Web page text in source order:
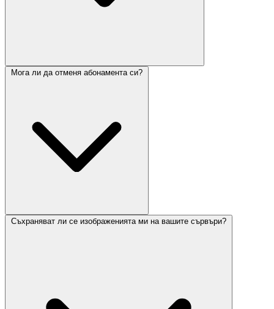
Мога ли да отменя абонамента си?
Съхраняват ли се изображенията ми на вашите сървъри?